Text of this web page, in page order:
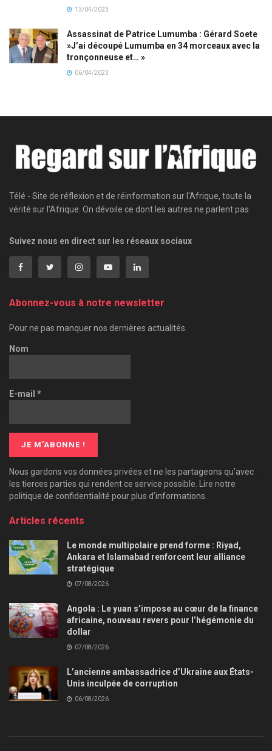
13/04/2023
Assassinat de Patrice Lumumba : Gérard Soete
»J’ai découpé Lumumba en 34 morceaux avec la
tronçonneuse et… »
06/04/2023
Télé - Site de réflexion et de réinformation sur l'Afrique, toute la
vérité sur l'Afrique. On dévoile ce dont les autres ne parlent pas.
Suivez nous en direct sur les réseaux sociaux
Abonnez-vous à notre newsletter
Pour ne pas manquer nos dernières actualités.
Nom
E-mail *
Nous gardons vos données privées et ne les partageons qu’avec
les tierces parties qui rendent ce service possible. Lire notre
politique de confidentialité pour plus d’informations.
Articles récents
Le monde multipolaire prend forme : Riyad,
Ankara et Islamabad renforcent leur alliance
stratégique
07/08/2026
Angola : Le yuan s’impose au cœur de la finance
africaine, nouveau revers pour l’hégémonie du
dollar
07/08/2026
L’ancienne ambassadrice d’Ukraine aux États-
Unis inculpée de corruption
06/08/2026